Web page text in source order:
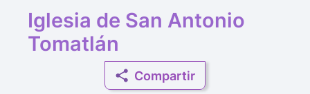
Iglesia de San Antonio
Tomatlán
Compartir